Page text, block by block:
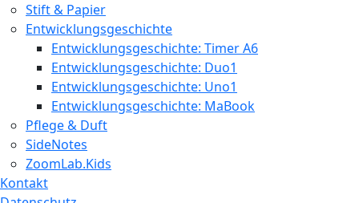
Stift & Papier
Entwicklungsgeschichte
Entwicklungsgeschichte: Timer A6
Entwicklungsgeschichte: Duo1
Entwicklungsgeschichte: Uno1
Entwicklungsgeschichte: MaBook
Pflege & Duft
SideNotes
ZoomLab.Kids
Kontakt